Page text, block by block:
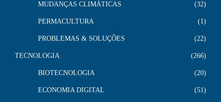
MUDANÇAS CLIMÁTICAS 32
PERMACULTURA 1
PROBLEMAS & SOLUÇÕES 22
TECNOLOGIA 266
BIOTECNOLOGIA 20
ECONOMIA DIGITAL 51